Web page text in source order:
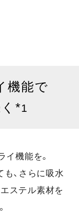
機能で
*1
イ機能を。
、さらに吸水
ステル素材を